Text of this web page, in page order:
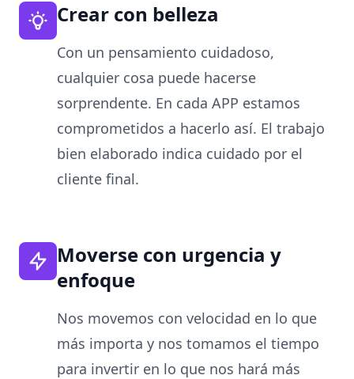
Crear con belleza
Con un pensamiento cuidadoso,
cualquier cosa puede hacerse
sorprendente. En cada APP estamos
comprometidos a hacerlo así. El trabajo
bien elaborado indica cuidado por el
cliente final.
Moverse con urgencia y
enfoque
Nos movemos con velocidad en lo que
más importa y nos tomamos el tiempo
para invertir en lo que nos hará más